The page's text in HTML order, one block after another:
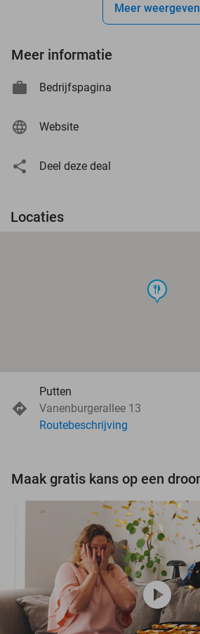
Meer weergeven
Meer informatie
Bedrijfspagina
Website
Deel deze deal
Locaties
food
Putten
Vanenburgerallee 13
Routebeschrijving
play_circle